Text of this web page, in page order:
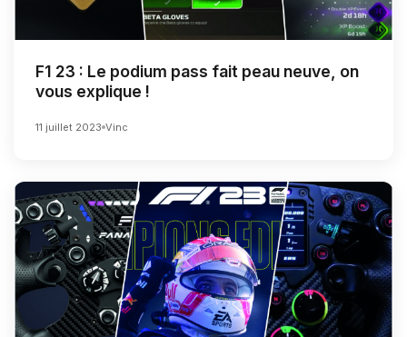
F1 23 : Le podium pass fait peau neuve, on
vous explique !
11 juillet 2023 Vinc